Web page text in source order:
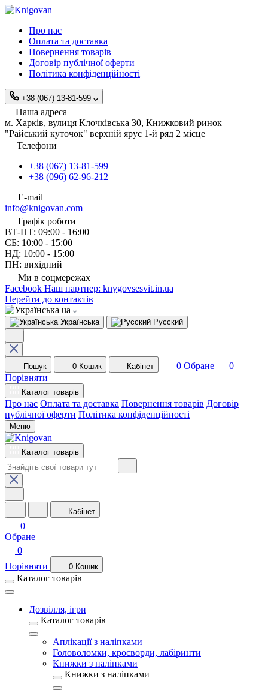
Про нас
Оплата та доставка
Повернення товарів
Договір публічної оферти
Політика конфіденційності
+38 (067) 13-81-599
Наша адреса
м. Харків, вулиця Клочківська 30, Книжковий ринок
"Райський куточок" верхній ярус 1-й ряд 2 місце
Телефони
+38 (067) 13-81-599
+38 (096) 62-96-212
E-mail
info@knigovan.com
Графік роботи
ВТ-ПТ: 09:00 - 16:00
СБ: 10:00 - 15:00
НД: 10:00 - 15:00
ПН: вихідний
Ми в соцмережах
Facebook Наш партнер: knygovsesvit.in.ua
Перейти до контактів
ua
Українська Русский
Пошук 0 Кошик Кабінет 0 Обране
0
Порівняти
Каталог товарів
Про нас Оплата та доставка Повернення товарів Договір
публічної оферти Політика конфіденційності
Меню
Каталог товарів
Кабінет
0
Обране
0
Порівняти
0 Кошик
Каталог товарів
Дозвілля, ігри
Каталог товарів
Аплікації з наліпками
Головоломки, кросворди, лабіринти
Книжки з наліпками
Книжки з наліпками